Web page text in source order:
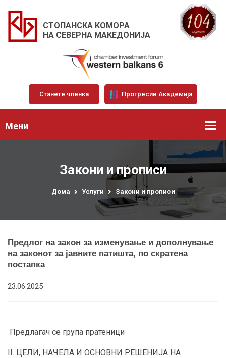
СТОПАНСКА КОМОРА
НА СЕВЕРНА МАКЕДОНИЈА
Станете членка Прогресив Академија
Мени
Закони и прописи
Дома Услуги Закони и прописи
Предлог на закон за изменување и дополнување
на законот за јавните патишта, по скратена
постапка
23.06.2025
Предлагач се група пратеници
II. ЦЕЛИ, НАЧЕЛА И ОСНОВНИ РЕШЕНИЈА НА